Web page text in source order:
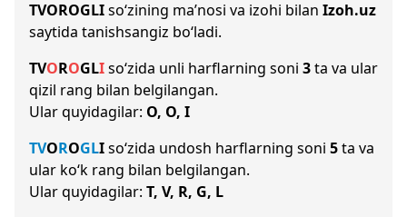
TVOROGLIso‘zining ma’nosi va izohi bilan Izoh.uz
saytida tanishsangiz bo‘ladi.
TVOROGLIso‘zida unli harflarning soni 3ta va ular
qizil rang bilan belgilangan.
Ular quyidagilar: O, O, I
TVOROGLIso‘zida undosh harflarning soni 5ta va
ular ko‘k rang bilan belgilangan.
Ular quyidagilar: T, V, R, G, L